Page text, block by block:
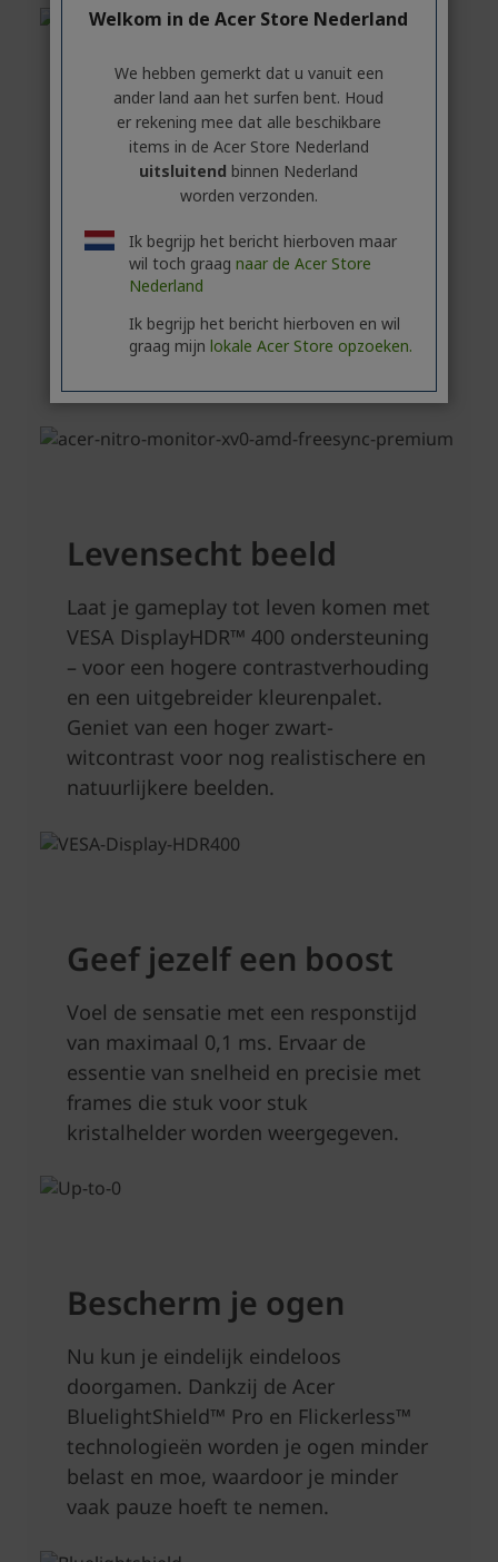
Welkom in de Acer Store Nederland
We hebben gemerkt dat u vanuit een
ander land aan het surfen bent. Houd
er rekening mee dat alle beschikbare
items in de Acer Store Nederland
uitsluitend binnen Nederland
worden verzonden.
Ik begrijp het bericht hierboven maar
wil toch graag naar de Acer Store
Nederland
Ik begrijp het bericht hierboven en wil
graag mijn lokale Acer Store opzoeken.